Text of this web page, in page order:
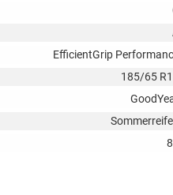
EfficientGrip
185/65